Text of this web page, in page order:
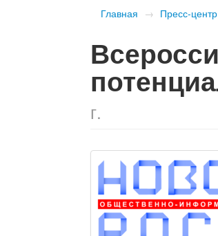
Главная → Пресс-центр
г.